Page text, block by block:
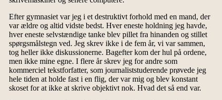
Efter gymnasiet var jeg i et destruktivt forhold med en mand, der
var ældre og altid vidste bedst. Hver eneste holdning jeg havde,
hver eneste selvstændige tanke blev pillet fra hinanden og stillet
spørgsmålstegn ved. Jeg skrev ikke i de fem år, vi var sammen,
tog heller ikke diskussionerne. Bagefter kom der hul på ordene,
men ikke mine egne. I flere år skrev jeg for andre som
kommerciel tekstforfatter, som journaliststuderende prøvede jeg
hele tiden at holde fast i en flig, der var mig og blev konstant
skoset for at ikke at skrive objektivt nok. Hvad det så end var.